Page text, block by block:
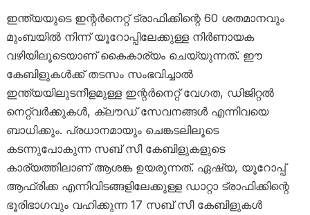
ഇന്ത്യയുടെ ഇന്റർനെറ്റ് ട്രാഫിക്കിന്റെ 60 ശതമാനവും
മുംബയിൽ നിന്ന് യൂറോപ്പിലേക്കുള്ള നിർണായക
വഴിയിലൂടെയാണ് കൈകാര്യം ചെയ്യുന്നത്. ഈ
കേബിളുകൾക്ക് തടസം സംഭവിച്ചാൽ
ഇന്ത്യയിലുടനീളമുള്ള ഇന്റർനെറ്റ് വേഗത, ഡിജിറ്റൽ
നെറ്റ്‌വർക്കുകൾ, ക്ലൗഡ് സേവനങ്ങൾ എന്നിവയെ
ബാധിക്കും. പ്രധാനമായും ചെങ്കടലിലൂടെ
കടന്നുപോകുന്ന സബ് സീ കേബിളുകളുടെ
കാര്യത്തിലാണ് ആശങ്ക ഉയരുന്നത്. ഏഷ്യ, യൂറോപ്പ്
ആഫ്രിക്ക എന്നിവിടങ്ങളിലേക്കുള്ള ഡാറ്റാ ട്രാഫിക്കിന്റെ
ഭൂരിഭാഗവും വഹിക്കുന്ന 17 സബ് സീ കേബിളുകൾ